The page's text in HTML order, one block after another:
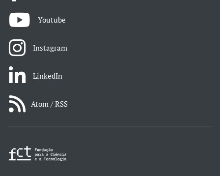
Youtube
Instagram
LinkedIn
Atom / RSS